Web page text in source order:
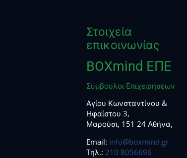
Στοιχεία
επικοινωνίας
BOXmind ΕΠΕ
Σύμβουλοι Επιχειρήσεων
Αγίου Κωνσταντίνου &
Ηφαίστου 3,
Μαρούσι, 151 24 Αθήνα,
Email: info@boxmind.gr
Tηλ.: 210 8056696